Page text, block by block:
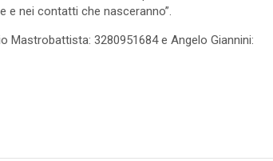
e nei contatti che nasceranno”.
3280951684 e Angelo Giannini: